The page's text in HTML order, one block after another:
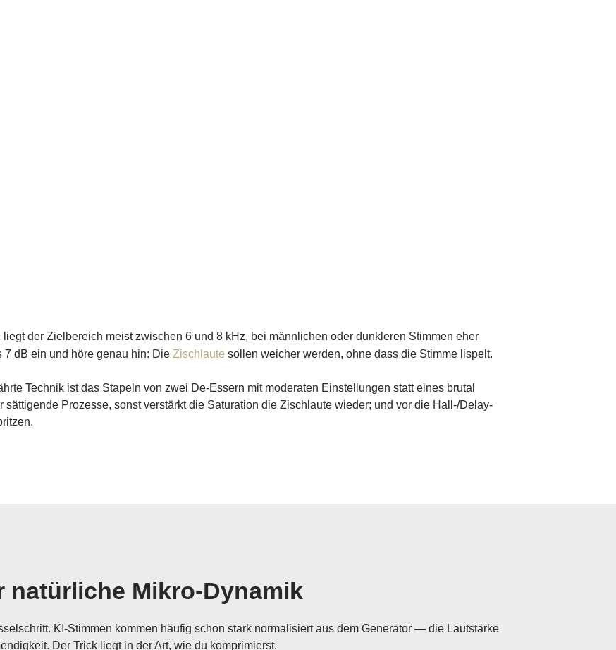
der Zielbereich meist zwischen 6 und 8 kHz, bei männlichen oder dunkleren Stimmen eher
dB ein und höre genau hin: Die Zischlaute sollen weicher werden, ohne dass die Stimme lispelt.
Technik ist das Stapeln von zwei De-Essern mit moderaten Einstellungen statt eines brutal
Prozesse, sonst verstärkt die Saturation die Zischlaute wieder; und vor die Hall-/Delay-
Mikro-Dynamik
KI-Stimmen kommen häufig schon stark normalisiert aus dem Generator — die Lautstärke
Der Trick liegt in der Art, wie du komprimierst.